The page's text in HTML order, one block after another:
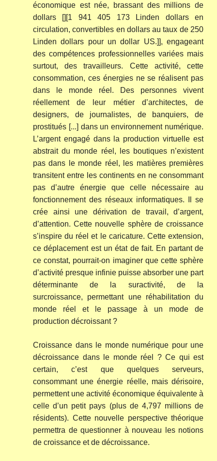
économique est née, brassant des millions de
dollars [][1 941 405 173 Linden dollars en
circulation, convertibles en dollars au taux de 250
Linden dollars pour un dollar US.]], engageant
des compétences professionnelles variées mais
surtout, des travailleurs. Cette activité, cette
consommation, ces énergies ne se réalisent pas
dans le monde réel. Des personnes vivent
réellement de leur métier d’architectes, de
designers, de journalistes, de banquiers, de
prostitués [...] dans un environnement numérique.
L’argent engagé dans la production virtuelle est
abstrait du monde réel, les boutiques n’existent
pas dans le monde réel, les matières premières
transitent entre les continents en ne consommant
pas d’autre énergie que celle nécessaire au
fonctionnement des réseaux informatiques. Il se
crée ainsi une dérivation de travail, d’argent,
d’attention. Cette nouvelle sphère de croissance
s’inspire du réel et le caricature. Cette extension,
ce déplacement est un état de fait. En partant de
ce constat, pourrait-on imaginer que cette sphère
d’activité presque infinie puisse absorber une part
déterminante de la suractivité, de la
surcroissance, permettant une réhabilitation du
monde réel et le passage à un mode de
production décroissant ?
Croissance dans le monde numérique pour une
décroissance dans le monde réel ? Ce qui est
certain, c’est que quelques serveurs,
consommant une énergie réelle, mais dérisoire,
permettent une activité économique équivalente à
celle d’un petit pays (plus de 4,797 millions de
résidents). Cette nouvelle perspective théorique
permettra de questionner à nouveau les notions
de croissance et de décroissance.